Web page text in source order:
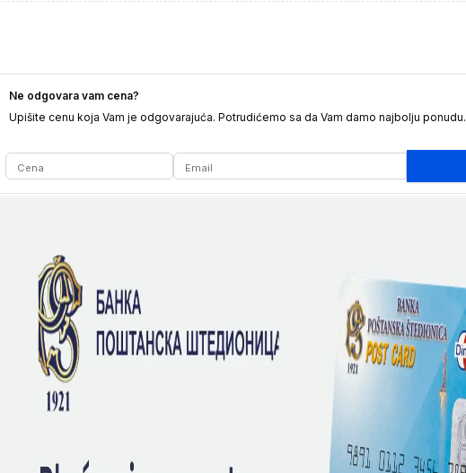
Ne odgovara vam cena?
Upišite cenu koja Vam je odgovarajuća. Potrudićemo sa da Vam damo najbolju ponudu.